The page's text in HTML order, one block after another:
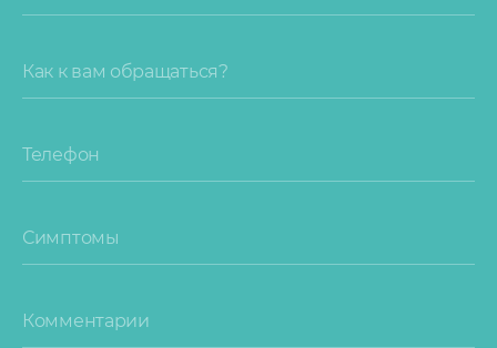
Как к вам обращаться?
Телефон
Симптомы
Комментарии